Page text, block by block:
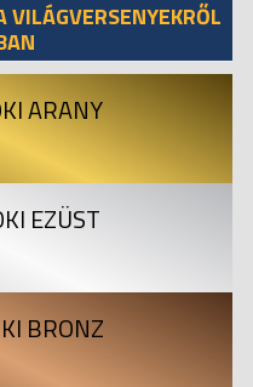
ARANY
EZÜST
BRONZ